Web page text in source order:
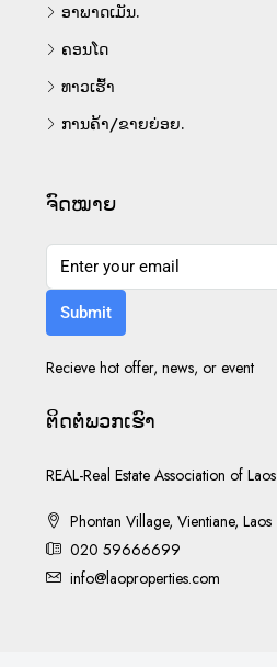
ອາພາດເມັນ.
ຄອນໂດ
ທາວເຮົ້າ
ການຄ້າ/ຂາຍຍ່ອຍ.
ຈົດໝາຍ
Submit
Recieve hot offer, news, or event
ຕິດ​ຕໍ່​ພວກ​ເຮົາ
REAL-Real Estate Association of Laos
Phontan Village, Vientiane, Laos
020 59666699
info@laoproperties.com